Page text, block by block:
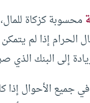
محسوبة كزكاة
الحرام إذا لم
إلى البنك الذي
جميع الأحوال إذا